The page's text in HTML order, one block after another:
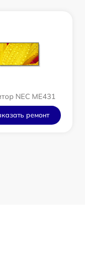
NEC ME431
ремонт